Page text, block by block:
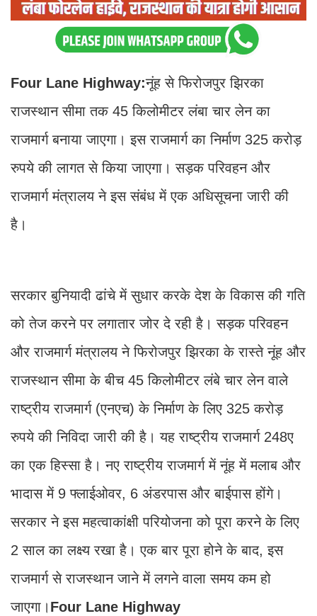
Four Lane Highway:नूंह से फिरोजपुर झिरका
राजस्थान सीमा तक 45 किलोमीटर लंबा चार लेन का
राजमार्ग बनाया जाएगा। इस राजमार्ग का निर्माण 325 करोड़
रुपये की लागत से किया जाएगा। सड़क परिवहन और
राजमार्ग मंत्रालय ने इस संबंध में एक अधिसूचना जारी की
है।
सरकार बुनियादी ढांचे में सुधार करके देश के विकास की गति
को तेज करने पर लगातार जोर दे रही है। सड़क परिवहन
और राजमार्ग मंत्रालय ने फिरोजपुर झिरका के रास्ते नूंह और
राजस्थान सीमा के बीच 45 किलोमीटर लंबे चार लेन वाले
राष्ट्रीय राजमार्ग (एनएच) के निर्माण के लिए 325 करोड़
रुपये की निविदा जारी की है। यह राष्ट्रीय राजमार्ग 248ए
का एक हिस्सा है। नए राष्ट्रीय राजमार्ग में नूंह में मलाब और
भादास में 9 फ्लाईओवर, 6 अंडरपास और बाईपास होंगे।
सरकार ने इस महत्वाकांक्षी परियोजना को पूरा करने के लिए
2 साल का लक्ष्य रखा है। एक बार पूरा होने के बाद, इस
राजमार्ग से राजस्थान जाने में लगने वाला समय कम हो
जाएगा। Four Lane Highway